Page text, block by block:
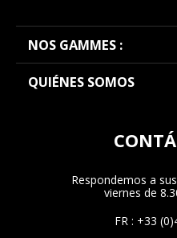
NOS GAMMES :
QUIÉNES SOMOS
Respondemos a
viernes de
FR : +33